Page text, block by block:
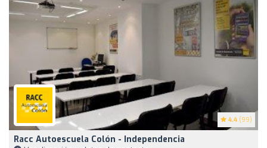
4.4 (99)
Racc Autoescuela Colón - Independencia